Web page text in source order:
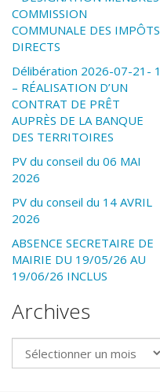
COMMISSION
COMMUNALE DES IMPÔTS
DIRECTS
Délibération 2026-07-21- 1
– RÉALISATION D’UN
CONTRAT DE PRÊT
AUPRÈS DE LA BANQUE
DES TERRITOIRES
PV du conseil du 06 MAI
2026
PV du conseil du 14 AVRIL
2026
ABSENCE SECRETAIRE DE
MAIRIE DU 19/05/26 AU
19/06/26 INCLUS
Archives
Archives